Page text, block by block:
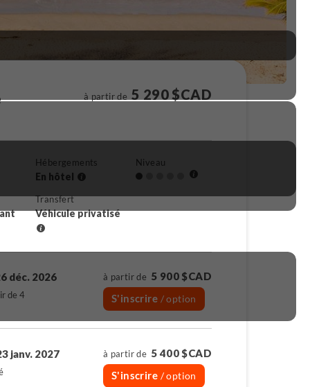
à partir de 5 290 $CAD
Hébergements
En hôtel
Niveau
Transfert
Véhicule privatisé
déc. 2026
de 4
à partir de 5 900 $CAD
S'inscrire / option
janv. 2027 à partir de 5 400 $CAD
S'inscrire / option